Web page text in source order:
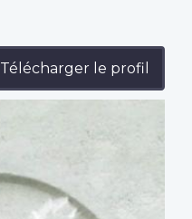
Télécharger le profil